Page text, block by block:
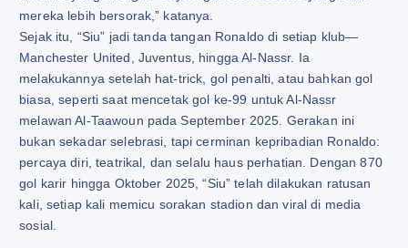
mereka lebih bersorak,” katanya.
Sejak itu, “Siu” jadi tanda tangan Ronaldo di setiap klub—
Manchester United, Juventus, hingga Al-Nassr. Ia
melakukannya setelah hat-trick, gol penalti, atau bahkan gol
biasa, seperti saat mencetak gol ke-99 untuk Al-Nassr
melawan Al-Taawoun pada September 2025. Gerakan ini
bukan sekadar selebrasi, tapi cerminan kepribadian Ronaldo:
percaya diri, teatrikal, dan selalu haus perhatian. Dengan 870
gol karir hingga Oktober 2025, “Siu” telah dilakukan ratusan
kali, setiap kali memicu sorakan stadion dan viral di media
sosial.